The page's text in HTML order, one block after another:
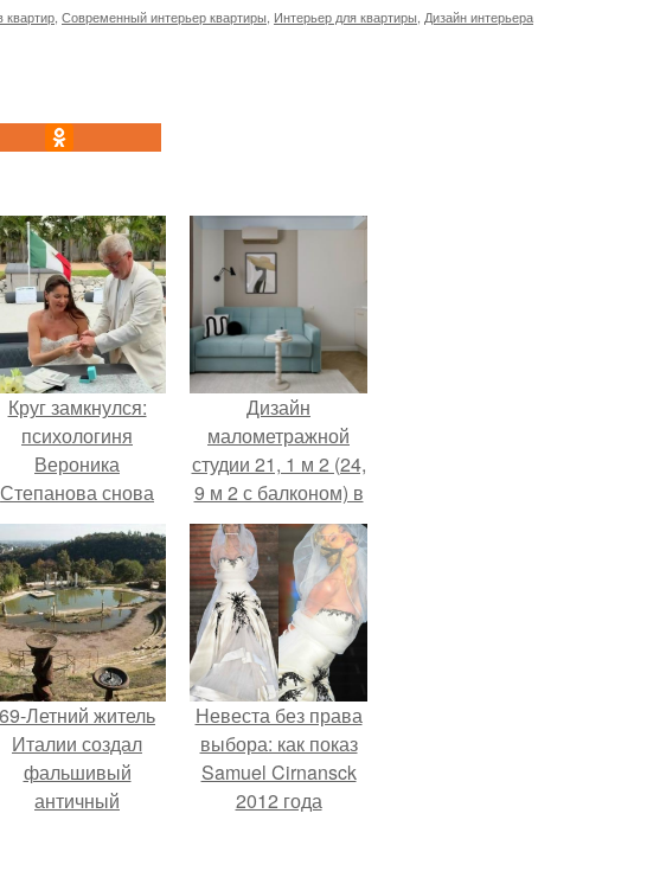
квартир Современный интерьер квартиры Интерьер для квартиры Дизайн интерьера
Круг замкнулся:
психологиня
Вероника
Степанова снова
вышла замуж за
собственного
бывшего мужа.
Дизайн
малометражной
студии 21, 1 м 2 (24,
9 м 2 с балконом) в
Краснодаре.
69-Летний житель
Италии создал
фальшивый
античный
Невеста без права
выбора: как показ
Samuel Cirnansck
2012 года